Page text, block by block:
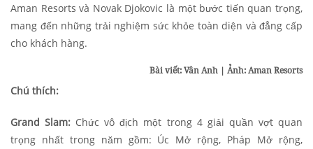
Aman Resorts và Novak Djokovic là một bước tiến quan trọng,
mang đến những trải nghiệm sức khỏe toàn diện và đẳng cấp
cho khách hàng.
Bài viết: Vân Anh | Ảnh: Aman Resorts
Chú thích:
Grand Slam: Chức vô địch một trong 4 giải quần vợt quan
trọng nhất trong năm gồm: Úc Mở rộng, Pháp Mở rộng,